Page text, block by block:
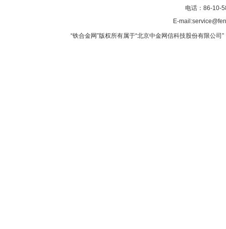
电话：86-10-
E-
“铁合金网”版权所有属于“北京中金网信科技股份有限公司